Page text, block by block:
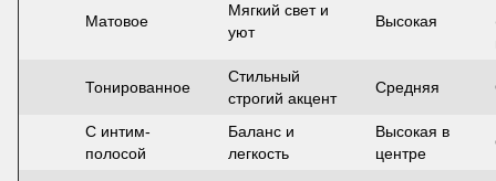
Матовое
Мягкий свет и
уют
Высокая
Тонированное
Стильный
строгий акцент
Средняя
С интим-
полосoй
Баланс и
легкость
Высокая в
центре